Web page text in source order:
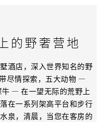
的野奢营地
酒店，深入世界知名的野
尽情探索，五大动物 —
— 在一望无际的荒野上
在一系列架高平台和步行
泉，清晨，当您在客房的